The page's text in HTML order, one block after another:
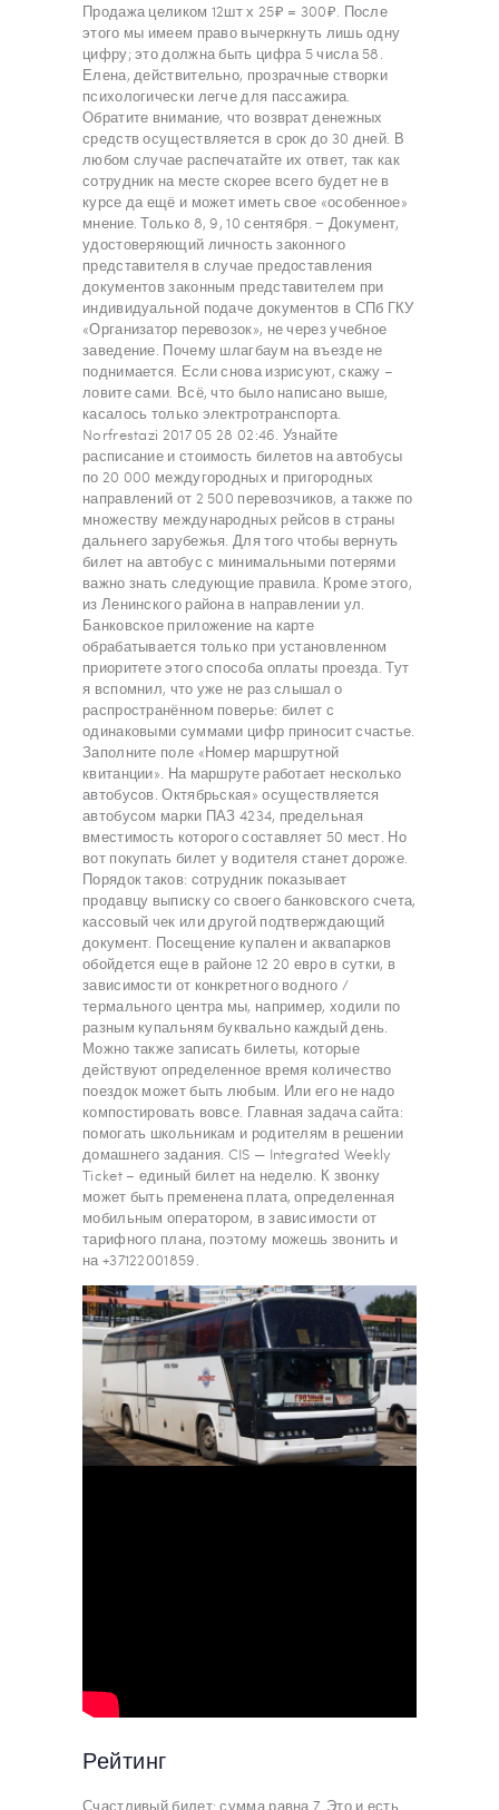
Продажа целиком 12шт х 25₽ = 300₽. После
этого мы имеем право вычеркнуть лишь одну
цифру; это должна быть цифра 5 числа 58.
Елена, действительно, прозрачные створки
психологически легче для пассажира.
Обратите внимание, что возврат денежных
средств осуществляется в срок до 30 дней. В
любом случае распечатайте их ответ, так как
сотрудник на месте скорее всего будет не в
курсе да ещё и может иметь свое «особенное»
мнение. Только 8, 9, 10 сентября. − Документ,
удостоверяющий личность законного
представителя в случае предоставления
документов законным представителем при
индивидуальной подаче документов в СПб ГКУ
«Организатор перевозок», не через учебное
заведение. Почему шлагбаум на въезде не
поднимается. Если снова изрисуют, скажу –
ловите сами. Всё, что было написано выше,
касалось только электротранспорта.
Norfrestazi 2017 05 28 02:46. Узнайте
расписание и стоимость билетов на автобусы
по 20 000 междугородных и пригородных
направлений от 2 500 перевозчиков, а также по
множеству международных рейсов в страны
дальнего зарубежья. Для того чтобы вернуть
билет на автобус с минимальными потерями
важно знать следующие правила. Кроме этого,
из Ленинского района в направлении ул.
Банковское приложение на карте
обрабатывается только при установленном
приоритете этого способа оплаты проезда. Тут
я вспомнил, что уже не раз слышал о
распространённом поверье: билет с
одинаковыми суммами цифр приносит счастье.
Заполните поле «Номер маршрутной
квитанции». На маршруте работает несколько
автобусов. Октябрьская» осуществляется
автобусом марки ПАЗ 4234, предельная
вместимость которого составляет 50 мест. Но
вот покупать билет у водителя станет дороже.
Порядок таков: сотрудник показывает
продавцу выписку со своего банковского счета,
кассовый чек или другой подтверждающий
документ. Посещение купален и аквапарков
обойдется еще в районе 12 20 евро в сутки, в
зависимости от конкретного водного /
термального центра мы, например, ходили по
разным купальням буквально каждый день.
Можно также записать билеты, которые
действуют определенное время количество
поездок может быть любым. Или его не надо
компостировать вовсе. Главная задача сайта:
помогать школьникам и родителям в решении
домашнего задания. CIS — Integrated Weekly
Ticket – единый билет на неделю. К звонку
может быть пременена плата, определенная
мобильным оператором, в зависимости от
тарифного плана, поэтому можешь звонить и
на +37122001859.
Рейтинг
Счастливый билет: сумма равна 7. Это и есть